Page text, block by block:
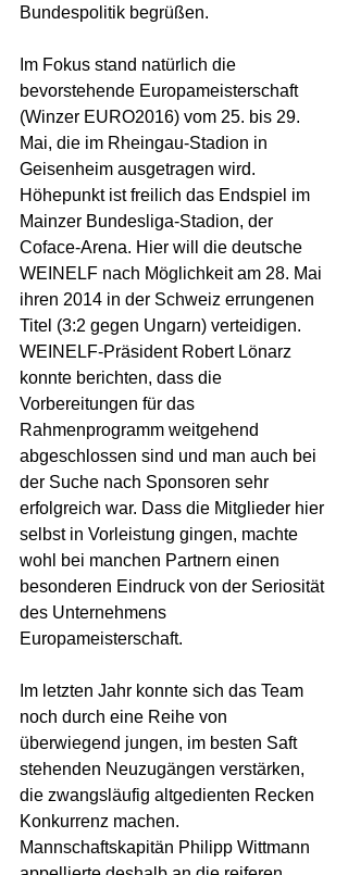
Bundespolitik begrüßen.
Im Fokus stand natürlich die
bevorstehende Europameisterschaft
(Winzer EURO2016) vom 25. bis 29.
Mai, die im Rheingau-Stadion in
Geisenheim ausgetragen wird.
Höhepunkt ist freilich das Endspiel im
Mainzer Bundesliga-Stadion, der
Coface-Arena. Hier will die deutsche
WEINELF nach Möglichkeit am 28. Mai
ihren 2014 in der Schweiz errungenen
Titel (3:2 gegen Ungarn) verteidigen.
WEINELF-Präsident Robert Lönarz
konnte berichten, dass die
Vorbereitungen für das
Rahmenprogramm weitgehend
abgeschlossen sind und man auch bei
der Suche nach Sponsoren sehr
erfolgreich war. Dass die Mitglieder hier
selbst in Vorleistung gingen, machte
wohl bei manchen Partnern einen
besonderen Eindruck von der Seriosität
des Unternehmens
Europameisterschaft.
Im letzten Jahr konnte sich das Team
noch durch eine Reihe von
überwiegend jungen, im besten Saft
stehenden Neuzugängen verstärken,
die zwangsläufig altgedienten Recken
Konkurrenz machen.
Mannschaftskapitän Philipp Wittmann